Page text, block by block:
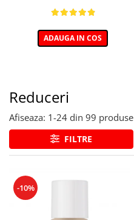
ADAUGA IN COS
Reduceri
Afiseaza: 1-24 din 99 produse
FILTRE
-10%